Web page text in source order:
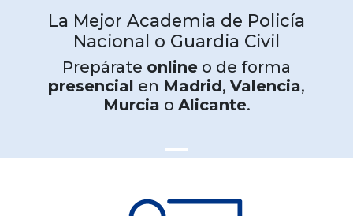
La Mejor Academia de Policía
Nacional o Guardia Civil
Prepárate online o de forma
presencial en Madrid, Valencia,
Murcia o Alicante.